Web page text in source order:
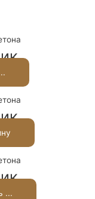
...